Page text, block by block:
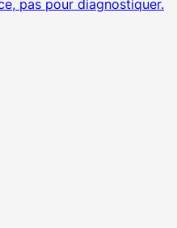
pas pour diagnostiquer.